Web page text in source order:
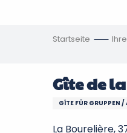
Startseite
Gîte de
GÎTE FÜR GRUPPEN /
La Bourelière,